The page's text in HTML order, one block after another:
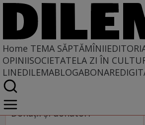
Home TEMA SĂPTĂMÎNII
OPINIISOCIETATELA ZI ÎN
LINEDILEMABLOGABONARE
Home
Tema săptămînii
Donaţii şi donatori